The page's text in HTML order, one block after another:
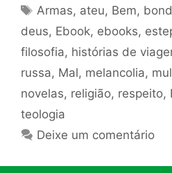
Tags
Armas, ateu, Bem,
deus, Ebook, ebooks,
filosofia, histórias de
russa, Mal, melancolia,
novelas, religião, respeito,
teologia
Deixe um comentário